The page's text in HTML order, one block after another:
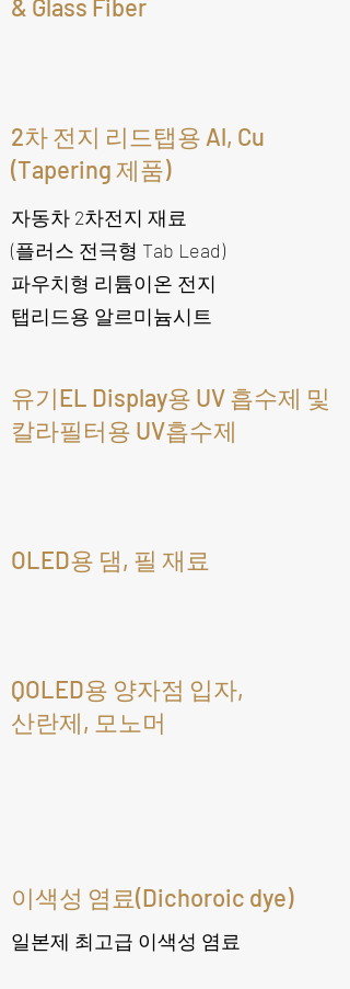
& Glass Fiber
2차 전지 리드탭용 Al, Cu
(Tapering 제품)
자동차 2차전지 재료
(플러스 전극형 Tab Lead)
파우치형 리튬이온 전지
탭리드용 알르미늄시트
유기EL Display용 UV 흡수제 및
칼라필터용 UV흡수제
OLED용 댐, 필 재료
QOLED용 양자점 입자,
산란제, 모노머​
​이색성 염료(Dichoroic dye)
일본제 최고급 이색성 염료